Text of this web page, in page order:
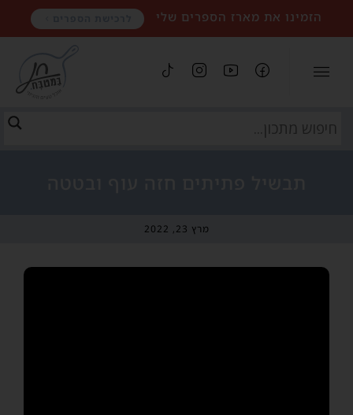
הזמינו את מארז הספרים שלי
מרץ 23, 2022